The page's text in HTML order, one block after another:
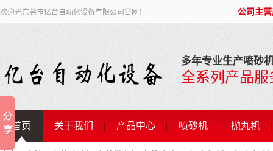
欢迎光东莞市亿台自动化设备有限公司官网！ 公司主
多年专业生产喷砂
全系列产品
首页 关于我们 产品中心 喷砂机 抛丸机